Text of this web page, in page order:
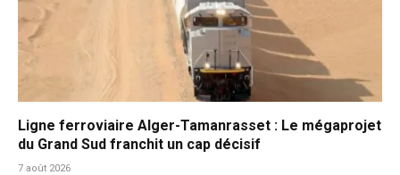
Ligne ferroviaire Alger-Tamanrasset : Le mégaprojet
du Grand Sud franchit un cap décisif
7 août 2026